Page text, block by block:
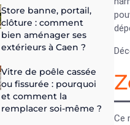
Store banne, portail,
clôture : comment
bien aménager ses
extérieurs à Caen ?
Vitre de poêle cassée
ou fissurée : pourquoi
et comment la
remplacer soi-même ?
Ce